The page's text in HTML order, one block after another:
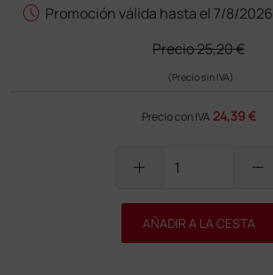
schedule Promoción válida hasta el 7/8/2026
Precio25,20 €
(Precio sin IVA)
Precio con IVA 24,39 €
add remove
AÑADIR A LA CESTA